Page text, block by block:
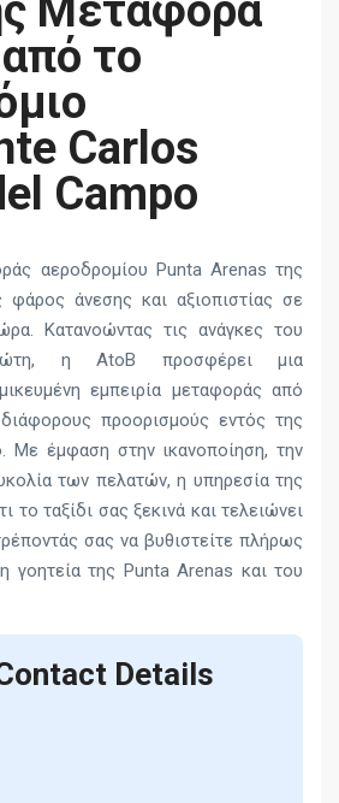
Μεταφορά
το
Carlos
Campo
αεροδρομίου Punta Arenas της
άνεσης και αξιοπιστίας σε
Κατανοώντας τις ανάγκες του
η AtoB προσφέρει μια
εμπειρία μεταφοράς από
προορισμούς εντός της
Με έμφαση στην ικανοποίηση, την
των πελατών, η υπηρεσία της
το ταξίδι σας ξεκινά και τελειώνει
σας να βυθιστείτε πλήρως
γοητεία της Punta Arenas και του
Details